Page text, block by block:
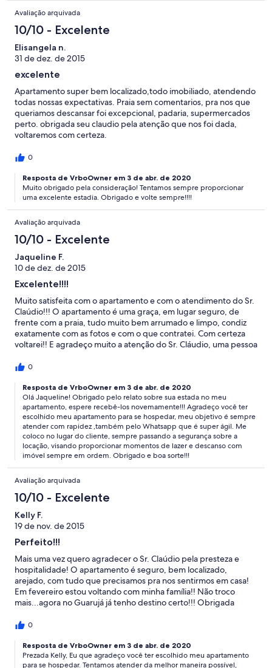
Avaliação arquivada
10/10 - Excelente
Elisangela n.
31 de dez. de 2015
excelente
Apartamento super bem localizado,todo imobiliado, atendendo
todas nossas expectativas. Praia sem comentarios, pra nos que
queriamos descansar foi excepcional, padaria, supermercados
perto. obrigada seu claudio pela atenção que nos foi dada,
voltaremos com certeza.
0
Resposta de VrboOwner em 3 de abr. de 2020
Muito obrigado pela consideração! Tentamos sempre proporcionar
uma excelente estadia. Obrigado e volte sempre!!!!
Avaliação arquivada
10/10 - Excelente
Jaqueline F.
10 de dez. de 2015
Excelente!!!!
Muito satisfeita com o apartamento e com o atendimento do Sr.
Claúdio!!! O apartamento é uma graça, em lugar seguro, de
frente com a praia, tudo muito bem arrumado e limpo, condiz
exatamente com as fotos e com o que contratei. Com certeza
voltarei!! E agradeço muito a atenção do Sr. Cláudio, uma pessoa
0
Resposta de VrboOwner em 3 de abr. de 2020
Olá Jaqueline! Obrigado pelo relato sobre sua estada no meu
apartamento, espere recebê-los novemamente!!! Agradeço você ter
escolhido meu apartamento para se hospedar, meu objetivo é sempre
atender com rapidez ,também pelo Whatsapp que é super ágil. Me
coloco no lugar do cliente, sempre passando a segurança sobre a
locação, visando proporcionar momentos de lazer e descanso com
imóvel sempre em ordem. Obrigado e boa sorte!!!
Avaliação arquivada
10/10 - Excelente
Kelly F.
19 de nov. de 2015
Perfeito!!!
Mais uma vez quero agradecer o Sr. Claúdio pela presteza e
hospitalidade! O apartamento é seguro, bem localizado,
arejado, com tudo que precisamos pra nos sentirmos em casa!
Em fevereiro estou voltando com minha família!! Não troco
mais...agora no Guarujá já tenho destino certo!!! Obrigada
0
Resposta de VrboOwner em 3 de abr. de 2020
Prezada Kelly, Eu que agradeço você ter escolhido meu apartamento
para se hospedar. Tentamos atender da melhor maneira possível,